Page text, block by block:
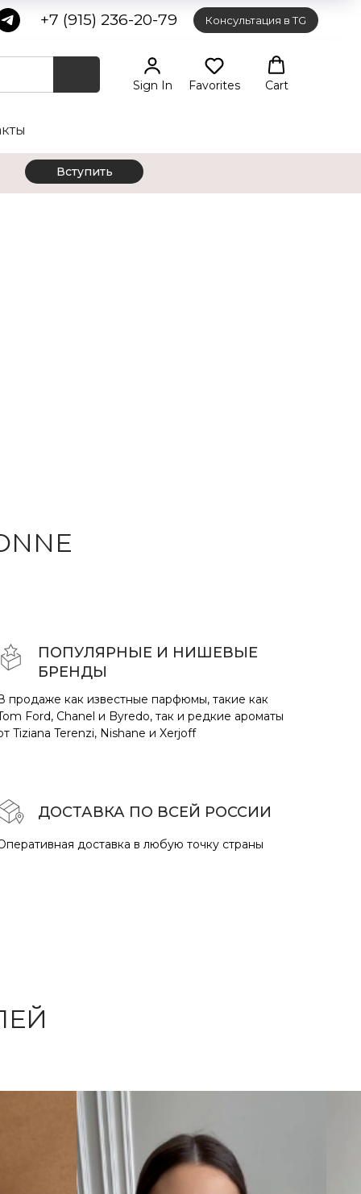
+7 (915) 236-20-79 Консультация в TG
Sign In Favorites Cart
Вступить
ПОПУЛЯРНЫЕ И НИШЕВЫЕ
БРЕНДЫ
продаже как известные парфюмы, такие как
Ford, Chanel и Byredo, так и редкие ароматы
Tiziana Terenzi, Nishane и Xerjoff
ДОСТАВКА ПО ВСЕЙ РОССИИ
доставка в любую точку страны